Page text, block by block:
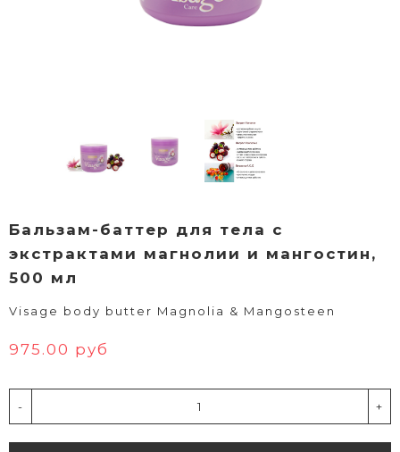
Бальзам-баттер для тела с
экстрактами магнолии и мангостин,
500 мл
Visage body butter Magnolia & Mangosteen
975.00 руб
- +